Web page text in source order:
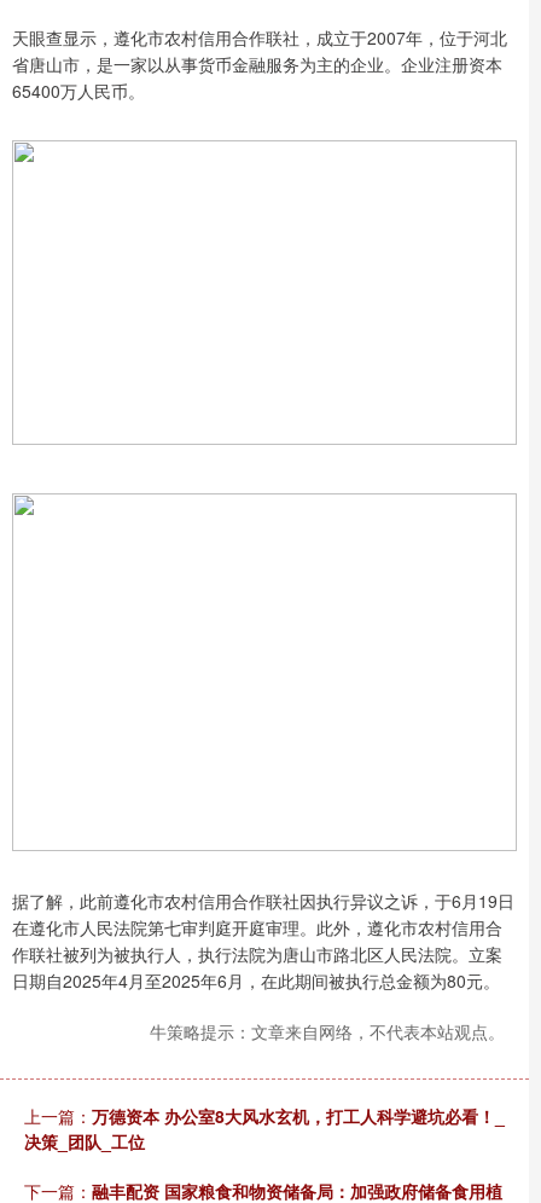
天眼查显示，遵化市农村信用合作联社，成立于2007年，位于河北
省唐山市，是一家以从事货币金融服务为主的企业。企业注册资本
65400万人民币。
据了解，此前遵化市农村信用合作联社因执行异议之诉，于6月19日
在遵化市人民法院第七审判庭开庭审理。此外，遵化市农村信用合
作联社被列为被执行人，执行法院为唐山市路北区人民法院。立案
日期自2025年4月至2025年6月，在此期间被执行总金额为80元。
牛策略提示：文章来自网络，不代表本站观点。
上一篇： 万德资本 办公室8大风水玄机，打工人科学避坑必看！_
决策_团队_工位
下一篇： 融丰配资 国家粮食和物资储备局：加强政府储备食用植